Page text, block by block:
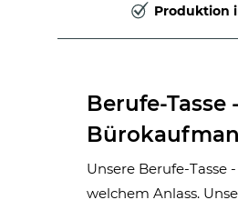
Produktion
Berufe-
Unsere Berufe-Tasse
welchem Anlass.